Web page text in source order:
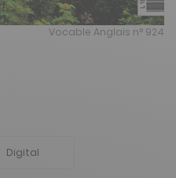
Vocable Anglais n° 924
Digital